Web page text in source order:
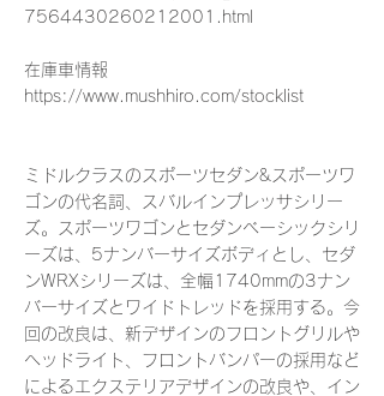
7564430260212001.html
在庫車情報
https://www.mushhiro.com/stocklist
ミドルクラスのスポーツセダン&スポーツワ
ゴンの代名詞、スバルインプレッサシリー
ズ。スポーツワゴンとセダンベーシックシリ
ーズは、5ナンバーサイズボディとし、セダ
ンWRXシリーズは、全幅1740mmの3ナン
バーサイズとワイドトレッドを採用する。今
回の改良は、新デザインのフロントグリルや
ヘッドライト、フロントバンパーの採用など
によるエクステリアデザインの改良や、イン